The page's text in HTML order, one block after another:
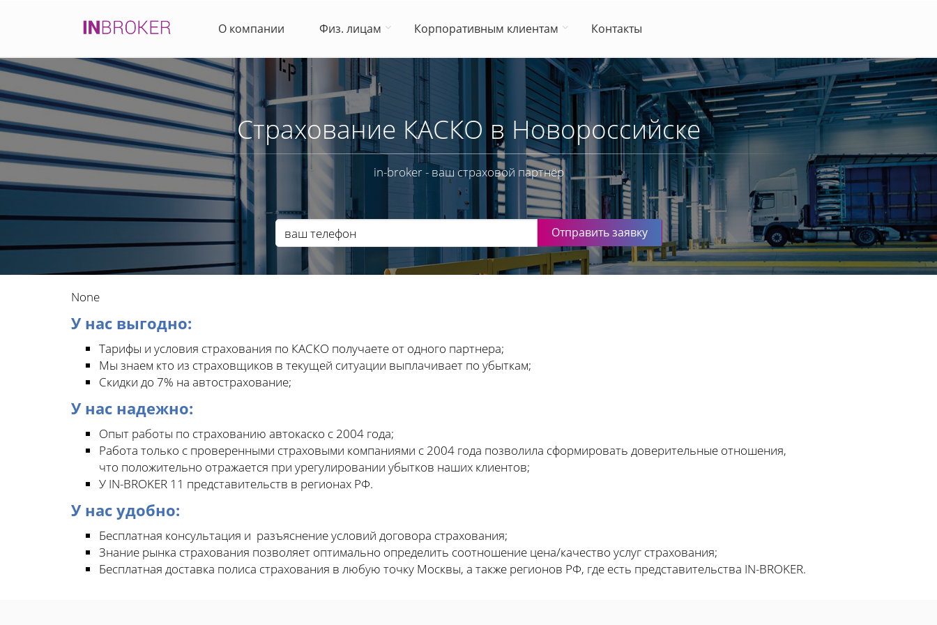
О компании Физ. лицам Корпоративным клиентам Контакты
Страхование КАСКО в Новороссийске
in-broker - ваш страховой партнёр
Отправить заявку
None
У нас выгодно:
Тарифы и условия страхования по КАСКО получаете от одного партнера;
Мы знаем кто из страховщиков в текущей ситуации выплачивает по убыткам;
Скидки до 7% на автострахование;
У нас надежно:
Опыт работы по страхованию автокаско с 2004 года;
Работа только с проверенными страховыми компаниями с 2004 года позволила сформировать доверительные отношения,
что положительно отражается при урегулировании убытков наших клиентов;
У IN-BROKER 11 представительств в регионах РФ.
У нас удобно:
Бесплатная консультация и разъяснение условий договора страхования;
Знание рынка страхования позволяет оптимально определить соотношение цена/качество услуг страхования;
Бесплатная доставка полиса страхования в любую точку Москвы, а также регионов РФ, где есть представительства IN-BROKER.